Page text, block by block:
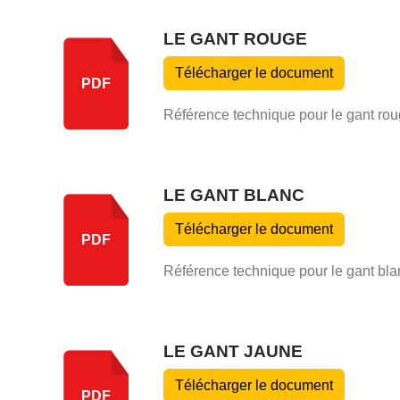
PDF
LE GANT ROUGE
Télécharger le document
Référence technique pour le gant
PDF
LE GANT BLANC
Télécharger le document
Référence technique pour le gant
PDF
LE GANT JAUNE
Télécharger le document